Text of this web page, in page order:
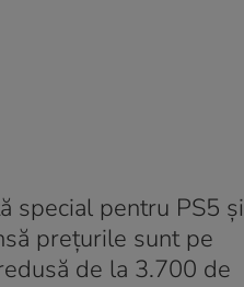
special pentru PS5 și
prețurile sunt pe
de la 3.700 de